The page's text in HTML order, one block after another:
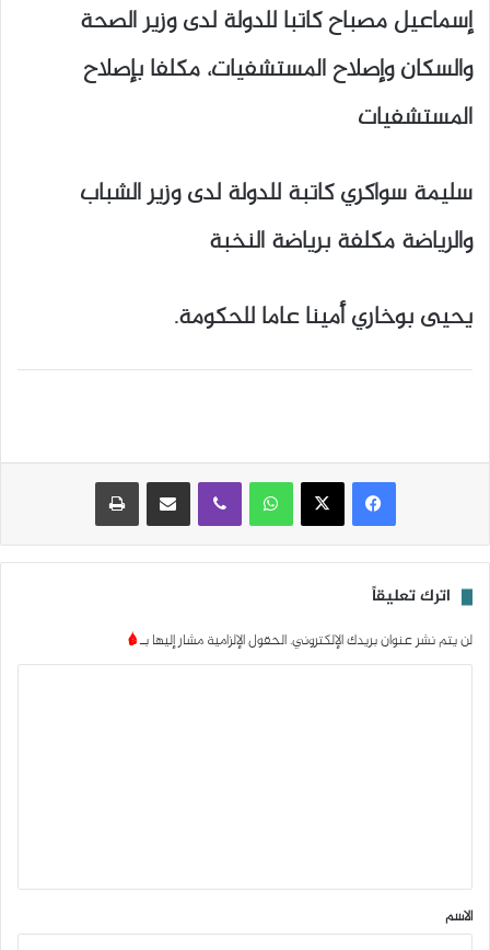
إسماعيل مصباح كاتبا للدولة لدى وزير الصحة
والسكان وإصلاح المستشفيات، مكلفا بإصلاح
المستشفيات
سليمة سواكري كاتبة للدولة لدى وزير الشباب
والرياضة مكلفة برياضة النخبة
يحيى بوخاري أمينا عاما للحكومة.
واتساب مشاركة عبر البريد
اترك تعليقاً
لن يتم نشر عنوان بريدك الإلكتروني.الحقول الإلزامية مشار إليها بـ*
*
الاسم